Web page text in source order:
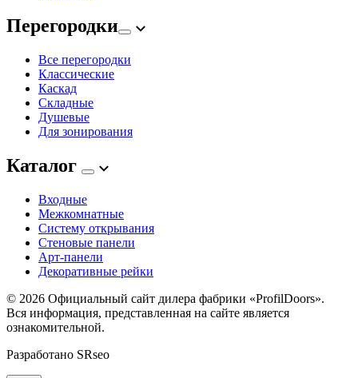
Перегородки
Все перегородки
Классические
Каскад
Складные
Душевые
Для зонирования
Каталог
Входные
Межкомнатные
Систему открывания
Стеновые панели
Арт-панели
Декоративные рейки
© 2026 Официальный сайт дилера фабрики «ProfilDoors».
Вся информация, представленная на сайте является
ознакомительной.
Разработано SRseo